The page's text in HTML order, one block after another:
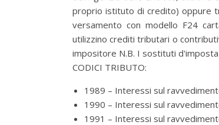
proprio istituto di credito) oppure
versamento con modello F24
utilizzino crediti tributari o
impositore N.B. I sostituti
CODICI TRIBUTO:
1989 – Interessi sul
1990 – Interessi sul
1991 – Interessi sul